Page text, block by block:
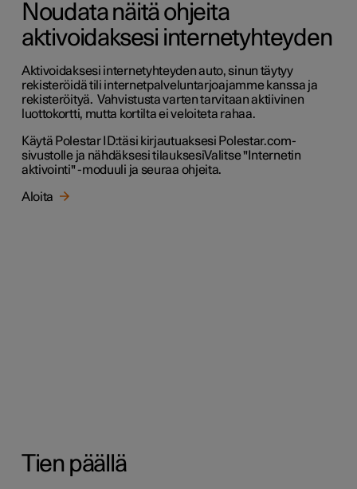
Noudata näitä ohjeita
aktivoidaksesi internetyhteyden
Aktivoidaksesi internetyhteyden auto, sinun täytyy
rekisteröidä tili internetpalveluntarjoajamme kanssa ja
rekisteröityä. Vahvistusta varten tarvitaan aktiivinen
luottokortti, mutta kortilta ei veloiteta rahaa.
Käytä Polestar ID:täsi kirjautuaksesi Polestar.com-
sivustolle ja nähdäksesi tilauksesiValitse "Internetin
aktivointi" -moduuli ja seuraa ohjeita.
Aloita
Tien päällä